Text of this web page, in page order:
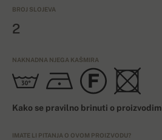
BROJ SLOJEVA
2
NAKNADNA NJEGA KAŠMIRA
Kako se pravilno brinuti o
IMATE LI PITANJA O OVOM PROIZVODU?